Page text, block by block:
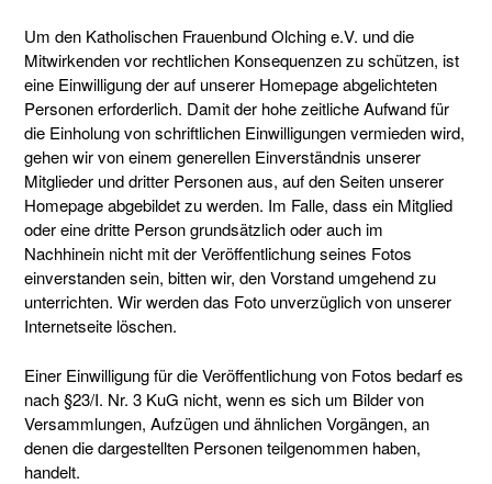
Um den Katholischen Frauenbund Olching e.V. und die
Mitwirkenden vor rechtlichen Konsequenzen zu schützen, ist
eine Einwilligung der auf unserer Homepage abgelichteten
Personen erforderlich. Damit der hohe zeitliche Aufwand für
die Einholung von schriftlichen Einwilligungen vermieden wird,
gehen wir von einem generellen Einverständnis unserer
Mitglieder und dritter Personen aus, auf den Seiten unserer
Homepage abgebildet zu werden. Im Falle, dass ein Mitglied
oder eine dritte Person grundsätzlich oder auch im
Nachhinein nicht mit der Veröffentlichung seines Fotos
einverstanden sein, bitten wir, den Vorstand umgehend zu
unterrichten. Wir werden das Foto unverzüglich von unserer
Internetseite löschen.
Einer Einwilligung für die Veröffentlichung von Fotos bedarf es
nach §23/I. Nr. 3 KuG nicht, wenn es sich um Bilder von
Versammlungen, Aufzügen und ähnlichen Vorgängen, an
denen die dargestellten Personen teilgenommen haben,
handelt.